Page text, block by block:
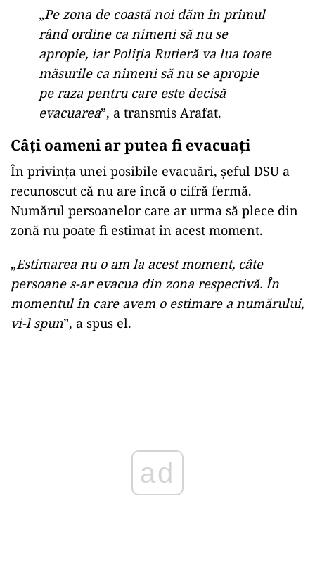
„Pe zona de coastă noi dăm în primul
rând ordine ca nimeni să nu se
apropie, iar Poliția Rutieră va lua toate
măsurile ca nimeni să nu se apropie
pe raza pentru care este decisă
evacuarea”, a transmis Arafat.
Câți oameni ar putea fi evacuați
În privința unei posibile evacuări, șeful DSU a
recunoscut că nu are încă o cifră fermă.
Numărul persoanelor care ar urma să plece din
zonă nu poate fi estimat în acest moment.
„Estimarea nu o am la acest moment, câte
persoane s-ar evacua din zona respectivă. În
momentul în care avem o estimare a numărului,
vi-l spun”, a spus el.
ad